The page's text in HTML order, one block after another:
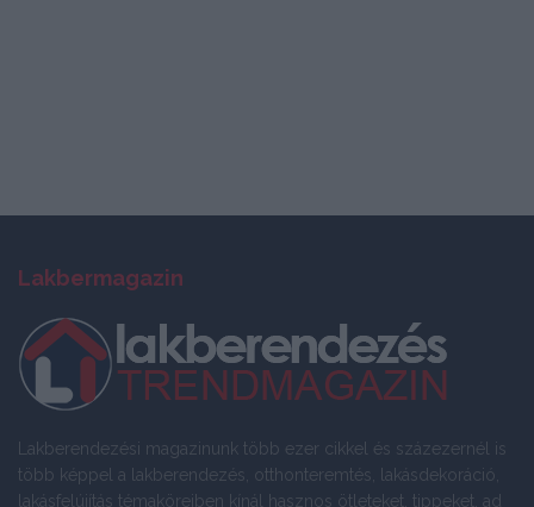
Lakbermagazin
Lakberendezési magazinunk több ezer cikkel és százezernél is
több képpel a lakberendezés, otthonteremtés, lakásdekoráció,
lakásfelújítás témaköreiben kínál hasznos ötleteket, tippeket, ad